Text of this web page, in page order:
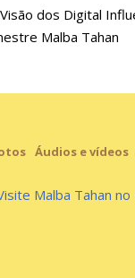
dos Digital
Malba Tahan
Áudios e vídeos
Malba Tahan no